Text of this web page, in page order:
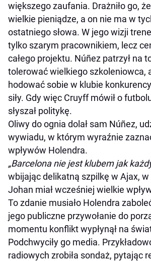
większego zaufania. Drażniło go,
wielkie pieniądze, a on nie ma w
ostatniego słowa. W jego wizji
tylko szarym pracownikiem, lecz
całego projektu. Núñez patrzył na
tolerować wielkiego szkoleniowca,
hodować sobie w klubie
siły. Gdy więc Cruyff mówił o
słyszał politykę.
Oliwy do ognia dolał sam Núñez,
wywiadu, w którym wyraźnie
wpływów Holendra.
„Barcelona nie jest klubem jak
wbijając delikatną szpilkę w Ajax,
Johan miał wcześniej wielkie
To zdanie musiało Holendra
jego publiczne przywołanie do
momentu konflikt wypłynął na
Podchwyciły go media.
radiowych zrobiła sondaż, pytając